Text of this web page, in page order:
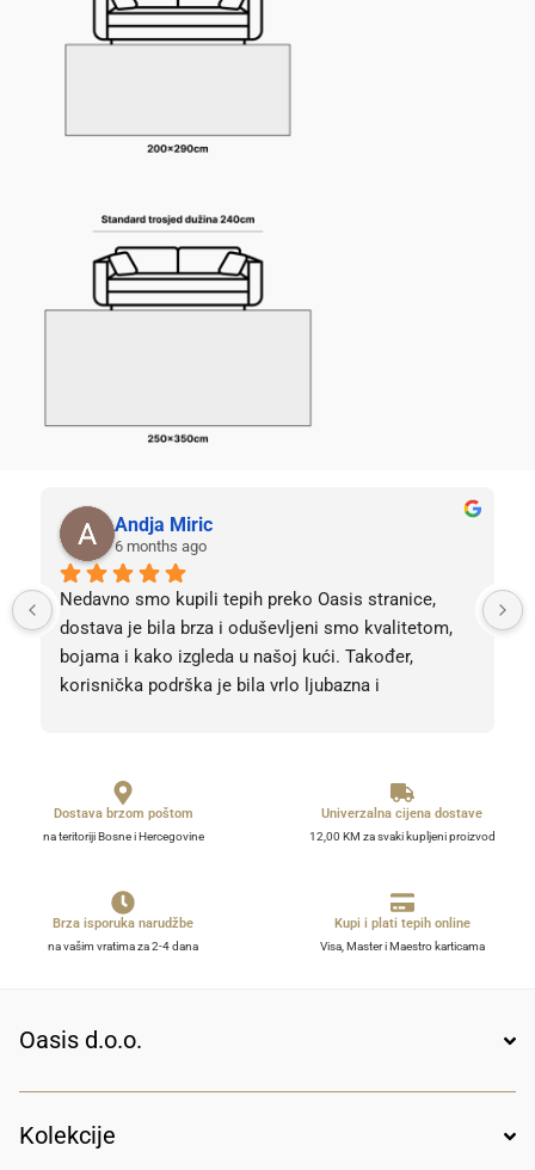
Andja Miric
6 months ago
Nedavno smo kupili tepih preko Oasis stranice,
dostava je bila brza i oduševljeni smo kvalitetom,
bojama i kako izgleda u našoj kući. Također,
korisnička podrška je bila vrlo ljubazna i
Dostava brzom poštom
na teritoriji Bosne i Hercegovine
Univerzalna cijena dostave
12,00 KM za svaki kupljeni proizvod
Brza isporuka narudžbe
na vašim vratima za 2-4 dana
Kupi i plati tepih online
Visa, Master i Maestro karticama
Oasis d.o.o.
Kolekcije